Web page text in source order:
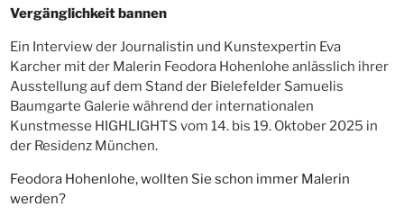
Vergänglichkeit bannen
Ein Interview der Journalistin und Kunstexpertin Eva
Karcher mit der Malerin Feodora Hohenlohe anlässlich ihrer
Ausstellung auf dem Stand der Bielefelder Samuelis
Baumgarte Galerie während der internationalen
Kunstmesse HIGHLIGHTS vom 14. bis 19. Oktober 2025 in
der Residenz München.
Feodora Hohenlohe, wollten Sie schon immer Malerin
werden?